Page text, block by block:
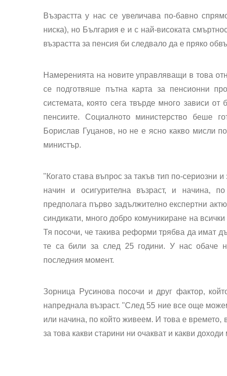
Възрастта у нас се увеличава по-бавно
ниска), но България е и с най-високата
възрастта за пенсия би следвало да е пряко
Намеренията на новите управляващи в това
се подготвяше пътна карта за пенсионни
системата, която сега твърде много зависи
пенсиите. Социалното министерство беше
Борислав Гуцанов, но не е ясно какво мисли
министър.
"Когато става въпрос за такъв тип по-сериозни
начин и осигурителна възраст, и начина,
предполага първо задължително експертни
синдикати, много добро комуникиране на
Тя посочи, че такива реформи трябва да имат
те са били за след 25 години. У нас обаче
последния момент.
Зорница Русинова посочи и друг фактор,
напреднала възраст. "След 55 ние все още
или начина, по който живеем. И това е
за това какви старини ни очакват и какви